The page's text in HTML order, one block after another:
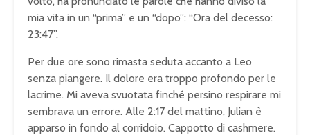
mia vita in un “prima” e un “dopo”: “Ora del decesso:
23:47”.
Per due ore sono rimasta seduta accanto a Leo
senza piangere. Il dolore era troppo profondo per le
lacrime. Mi aveva svuotata finché persino respirare mi
sembrava un errore. Alle 2:17 del mattino, Julian è
apparso in fondo al corridoio. Cappotto di cashmere.